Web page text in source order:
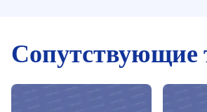
Сопутствующие